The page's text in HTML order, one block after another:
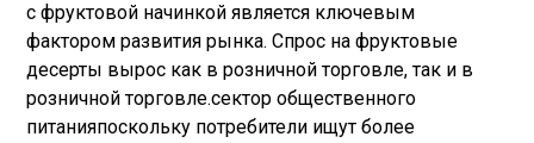
с фруктовой начинкой является ключевым
фактором развития рынка. Спрос на фруктовые
десерты вырос как в розничной торговле, так и в
розничной торговле.сектор общественного
питанияпоскольку потребители ищут более